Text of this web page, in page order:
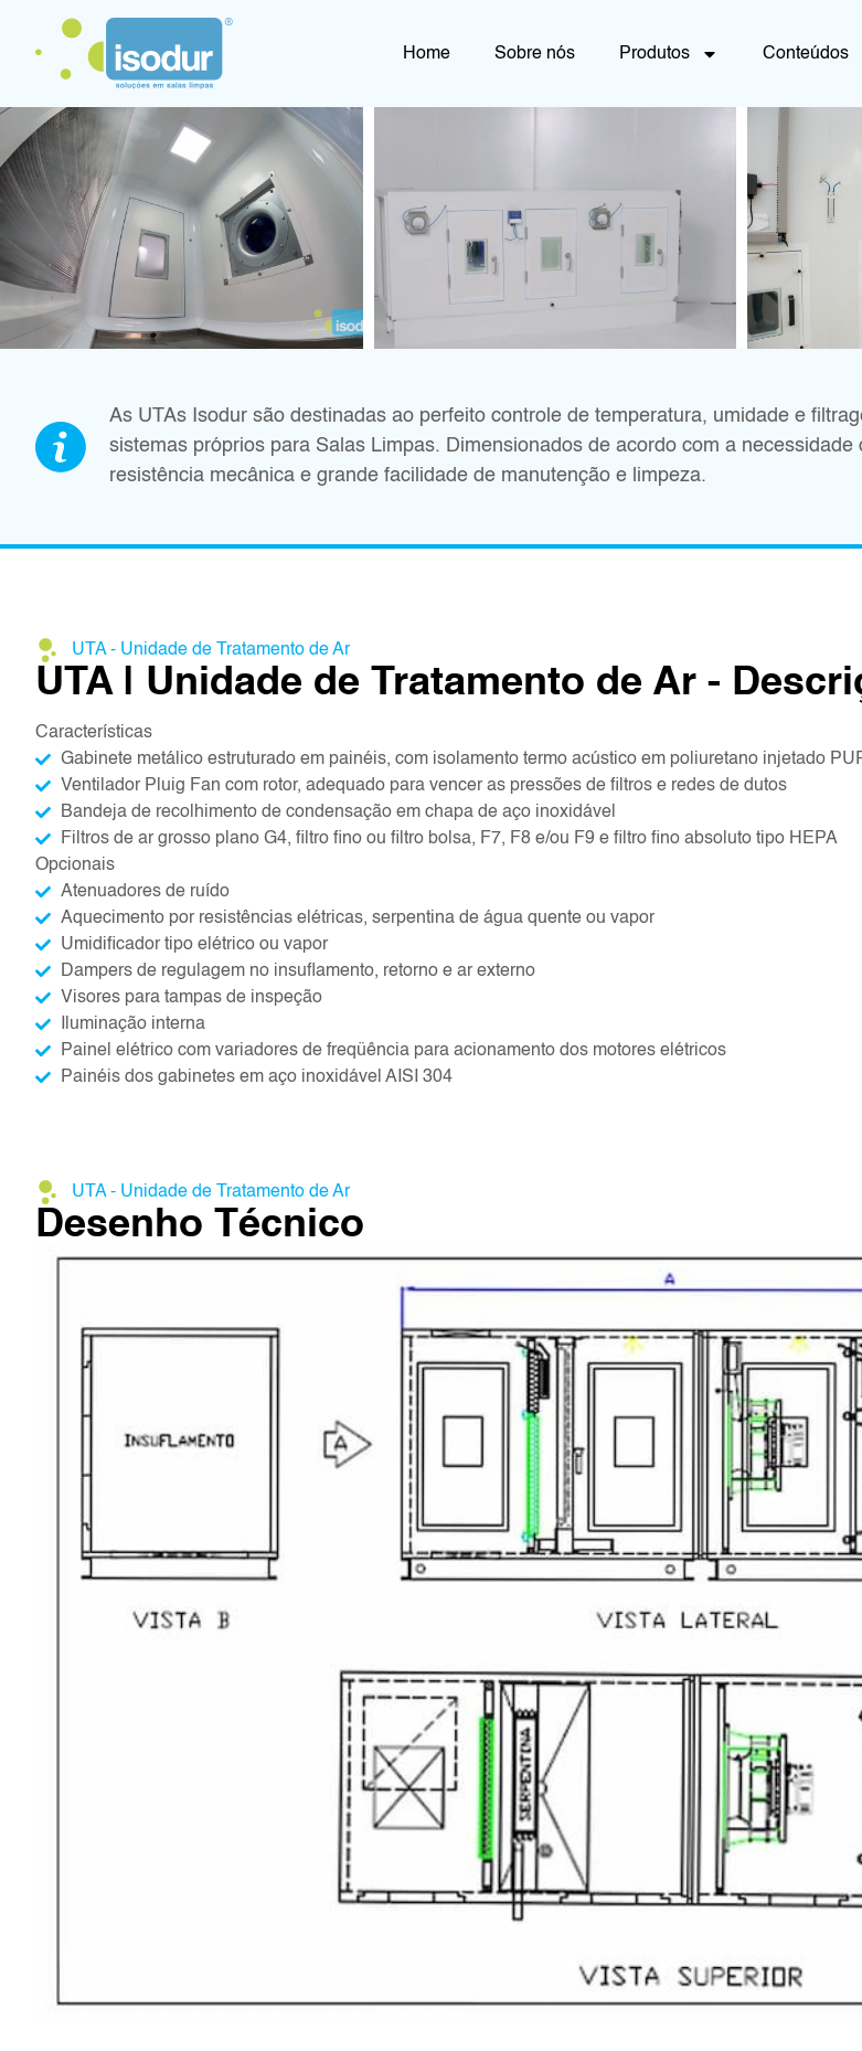
Home Sobre nós Produtos Conteúdos
As UTAs Isodur são destinadas ao perfeito controle de temperatura, umidade e
sistemas próprios para Salas Limpas. Dimensionados de acordo com a necessidade
resistência mecânica e grande facilidade de manutenção e limpeza.
UTA - Unidade de Tratamento de Ar
UTA | Unidade de Tratamento de Ar -
Características
Gabinete metálico estruturado em painéis, com isolamento termo acústico em poliuretano injetado
Ventilador Pluig Fan com rotor, adequado para vencer as pressões de filtros e redes de dutos
Bandeja de recolhimento de condensação em chapa de aço inoxidável
Filtros de ar grosso plano G4, filtro fino ou filtro bolsa, F7, F8 e/ou F9 e filtro fino absoluto tipo HEPA
Opcionais
Atenuadores de ruído
Aquecimento por resistências elétricas, serpentina de água quente ou vapor
Umidificador tipo elétrico ou vapor
Dampers de regulagem no insuflamento, retorno e ar externo
Visores para tampas de inspeção
Iluminação interna
Painel elétrico com variadores de freqüência para acionamento dos motores elétricos
Painéis dos gabinetes em aço inoxidável AISI 304
UTA - Unidade de Tratamento de Ar
Desenho Técnico